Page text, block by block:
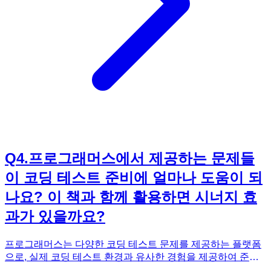
다양한 문제를 풀고 시간 복잡도를 분석하는 연습을 꾸준히 한
다면, 코딩 테스트에서 시간 복잡도에 대한 걱정 없이 문제를
Q4.프로그래머스에서 제공하는 문제들
이 코딩 테스트 준비에 얼마나 도움이 되
나요? 이 책과 함께 활용하면 시너지 효
과가 있을까요?
프로그래머스는 다양한 코딩 테스트 문제를 제공하는 플랫폼
으로, 실제 코딩 테스트 환경과 유사한 경험을 제공하여 준비